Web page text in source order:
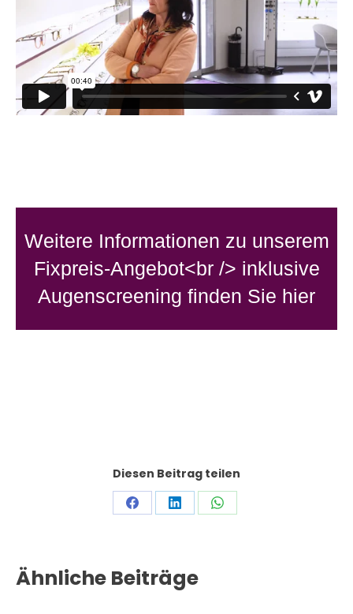
Weitere Informationen zu unserem
Fixpreis-Angebot<br /> inklusive
Augenscreening finden Sie hier
Diesen Beitrag teilen
Share Share Share
Ähnliche Beiträge